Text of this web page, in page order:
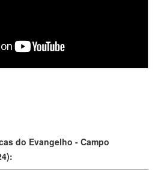
do Evangelho - Campo